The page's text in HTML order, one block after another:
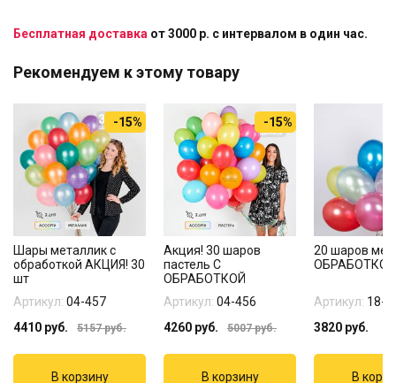
Бесплатная доставка от 3000 р. с интервалом в один час.
Рекомендуем к этому товару
-15%
Шары металлик с
обработкой АКЦИЯ! 30
шт
Артикул: 04-457
4410 руб. 5157руб.
-15%
Акция! 30 шаров
пастель С
ОБРАБОТКОЙ
Артикул: 04-456
4260 руб. 5007руб.
20 шаров
ОБРАБОТКОЙ
Артикул: 18-
3820 руб.